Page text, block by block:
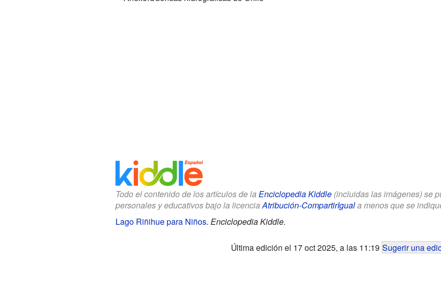
Todo el contenido de los artículos de la Enciclopedia Kiddle(incluidas las imágenes) se
personales y educativos bajo la licenciaAtribución-CompartirIguala menos que se
Lago Riñihue para Niños. Enciclopedia Kiddle.
Última edición el 17 oct 2025, a las 11:19 Sugerir una